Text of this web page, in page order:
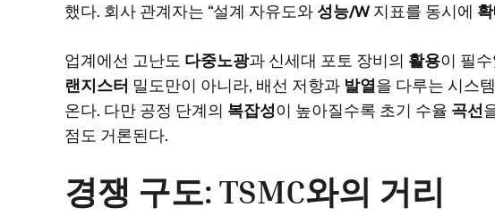
했다. 회사 관계자는 “설계 자유도와성능/W 지표를 동시에
업계에선 고난도 다중노광과 신세대 포토 장비의 활용이 필
랜지스터 밀도만이 아니라, 배선 저항과 발열을 다루는 시스
온다. 다만 공정 단계의 복잡성이 높아질수록 초기 수율 곡선
점도 거론된다.
경쟁 구도: TSMC와의 거리